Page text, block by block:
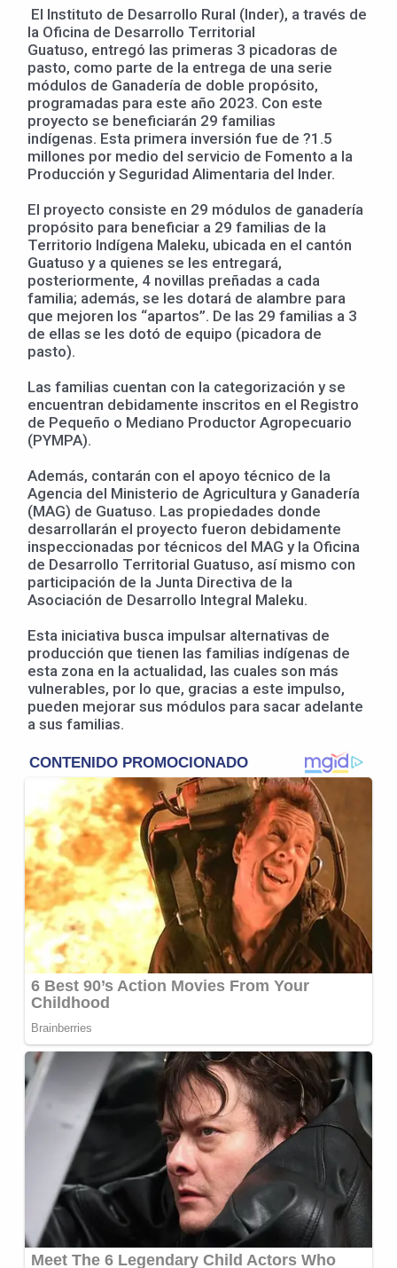
El Instituto de Desarrollo Rural (Inder), a través de
la Oficina de Desarrollo Territorial
Guatuso, entregó las primeras 3 picadoras de
pasto, como parte de la entrega de una serie
módulos de Ganadería de doble propósito,
programadas para este año 2023. Con este
proyecto se beneficiarán 29 familias
indígenas. Esta primera inversión fue de ?1.5
millones por medio del servicio de Fomento a la
Producción y Seguridad Alimentaria del Inder.
El proyecto consiste en 29 módulos de ganadería
propósito para beneficiar a 29 familias de la
Territorio Indígena Maleku, ubicada en el cantón
Guatuso y a quienes se les entregará,
posteriormente, 4 novillas preñadas a cada
familia; además, se les dotará de alambre para
que mejoren los “apartos”. De las 29 familias a 3
de ellas se les dotó de equipo (picadora de
pasto).
Las familias cuentan con la categorización y se
encuentran debidamente inscritos en el Registro
de Pequeño o Mediano Productor Agropecuario
(PYMPA).
Además, contarán con el apoyo técnico de la
Agencia del Ministerio de Agricultura y Ganadería
(MAG) de Guatuso. Las propiedades donde
desarrollarán el proyecto fueron debidamente
inspeccionadas por técnicos del MAG y la Oficina
de Desarrollo Territorial Guatuso, así mismo con
participación de la Junta Directiva de la
Asociación de Desarrollo Integral Maleku.
Esta iniciativa busca impulsar alternativas de
producción que tienen las familias indígenas de
esta zona en la actualidad, las cuales son más
vulnerables, por lo que, gracias a este impulso,
pueden mejorar sus módulos para sacar adelante
a sus familias.